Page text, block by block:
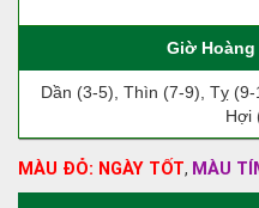
Giờ
Dần (3-5), Thìn (7-9), Tỵ
Hợi
MÀU ĐỎ: NGÀY TỐT, MÀU